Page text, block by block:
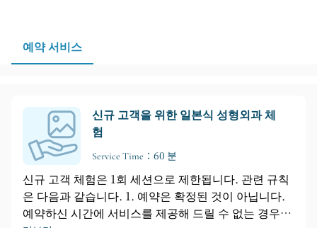
예약 서비스
신규 고객을 위한 일본식 성형외과 체
험
Service Time：60 분
신규 고객 체험은 1회 세션으로 제한됩니다. 관련 규칙
은 다음과 같습니다. 1. 예약은 확정된 것이 아닙니다.
예약하신 시간에 서비스를 제공해 드릴 수 없는 경우,